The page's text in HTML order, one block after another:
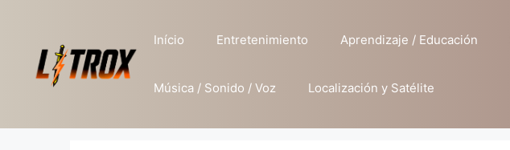
conteúdo
Início Entretenimiento Aprendizaje / Educación
Música / Sonido / Voz Localización y Satélite